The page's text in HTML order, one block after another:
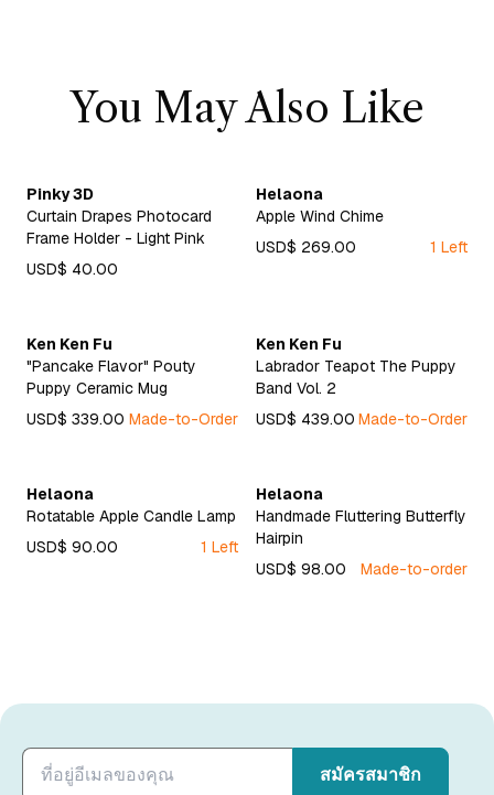
You May Also Like
Pinky 3D
Curtain Drapes Photocard
Frame Holder - Light Pink
USD$ 40.00
Helaona
Apple Wind Chime
USD$ 269.00
1 Left
Ken Ken Fu
"Pancake Flavor" Pouty
Puppy Ceramic Mug
USD$ 339.00 Made-to-Order
Ken Ken Fu
Labrador Teapot The Puppy
Band Vol. 2
USD$ 439.00 Made-to-Order
Helaona
Rotatable Apple Candle Lamp
USD$ 90.00
1 Left
Helaona
Handmade Fluttering Butterfly
Hairpin
USD$ 98.00
Made-to-order
สมัครสมาชิก